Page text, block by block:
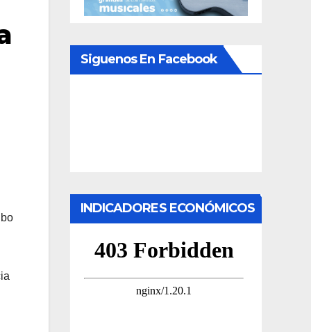
Siguenos En Facebook
INDICADORES ECONÓMICOS